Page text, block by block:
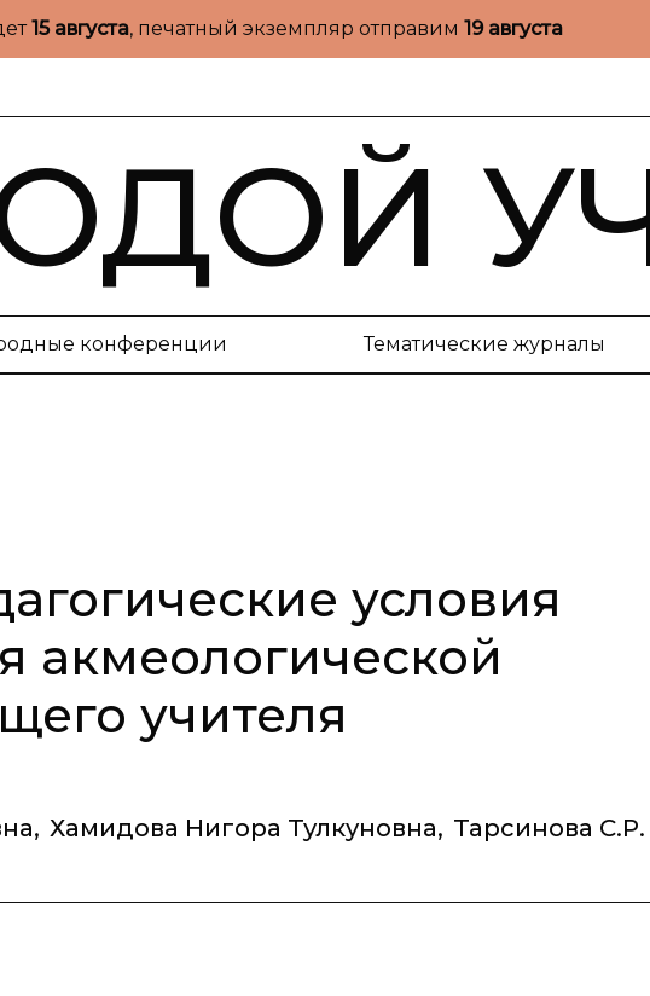
15 августа, печатный экземпляр отправим 19 августа
конференции Тематические журналы
условия
акмеологической
учителя
, Хамидова Нигора Тулкуновна, Тарсинова С.Р.